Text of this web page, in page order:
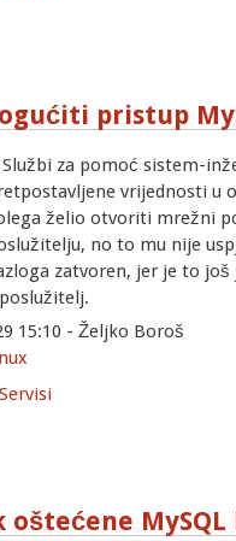
pristup
Službi za pomoć sistem-
vrijednosti u
želio otvoriti mrežni
no to mu nije
zatvoren, jer je to
15:10 - Željko Boroš
Servisi
oštećene MySQL